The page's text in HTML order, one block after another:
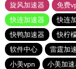
旋风加速器
免费
快连加速器
快连
快鸭加速器
快柠
软件中心
雷霆加
小美vpn
小美加速